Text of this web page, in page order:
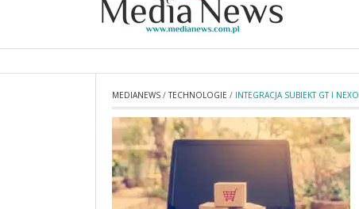
MEDIANEWS /TECHNOLOGIE / INTEGRACJA SUBIEKT GT I